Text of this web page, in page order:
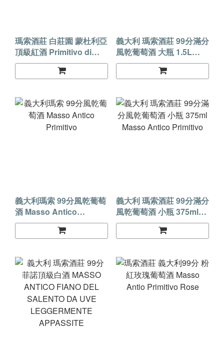
瑪索酒莊 白莊園 蒙杜利亞
頂級紅酒 Primitivo di
Manduria
義大利 瑪索酒莊 99分滿分
風乾葡萄酒 大瓶 1.5L
Masso Antico Primitivo
義大利瑪索 99分風乾葡萄
酒 Masso Antico
Primitivo
義大利 瑪索酒莊 99分滿分
風乾葡萄酒 小瓶 375ml
Masso Antico Primitivo